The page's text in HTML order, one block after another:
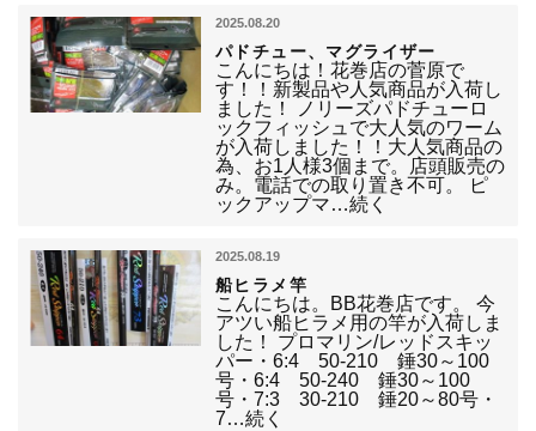
2025.08.20
パドチュー、マグライザー
こんにちは！花巻店の菅原で
す！！新製品や人気商品が入荷し
ました！ ノリーズパドチューロ
ックフィッシュで大人気のワーム
が入荷しました！！大人気商品の
為、お1人様3個まで。店頭販売の
み。電話での取り置き不可。 ピ
ックアップマ…続く
2025.08.19
船ヒラメ竿
こんにちは。BB花巻店です。 今
アツい船ヒラメ用の竿が入荷しま
した！ プロマリン/レッドスキッ
パー・6:4 50-210 錘30～100
号・6:4 50-240 錘30～100
号・7:3 30-210 錘20～80号・
7…続く